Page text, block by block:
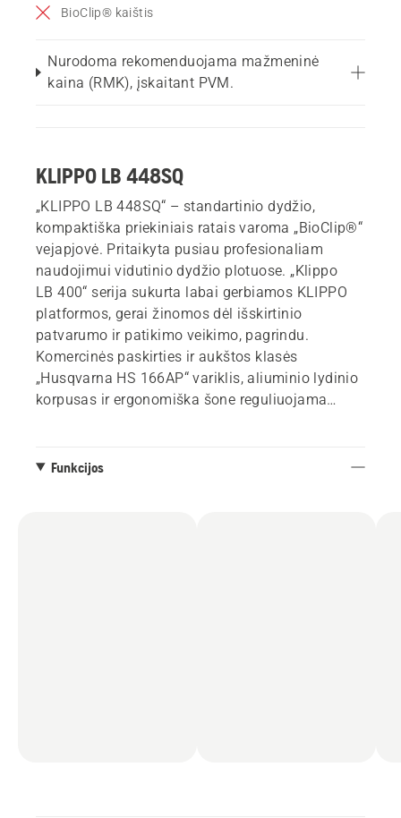
BioClip® kaištis
Nurodoma rekomenduojama mažmeninė
kaina (RMK), įskaitant PVM.
KLIPPO LB 448SQ
„KLIPPO LB 448SQ“ – standartinio dydžio,
kompaktiška priekiniais ratais varoma „BioClip®“
vejapjovė. Pritaikyta pusiau profesionaliam
naudojimui vidutinio dydžio plotuose. „Klippo
LB 400“ serija sukurta labai gerbiamos KLIPPO
platformos, gerai žinomos dėl išskirtinio
patvarumo ir patikimo veikimo, pagrindu.
Komercinės paskirties ir aukštos klasės
„Husqvarna HS 166AP“ variklis, aliuminio lydinio
korpusas ir ergonomiška šone reguliuojama
suteikia našumą, kuriuo galima pasitikėti metai
Funkcijos